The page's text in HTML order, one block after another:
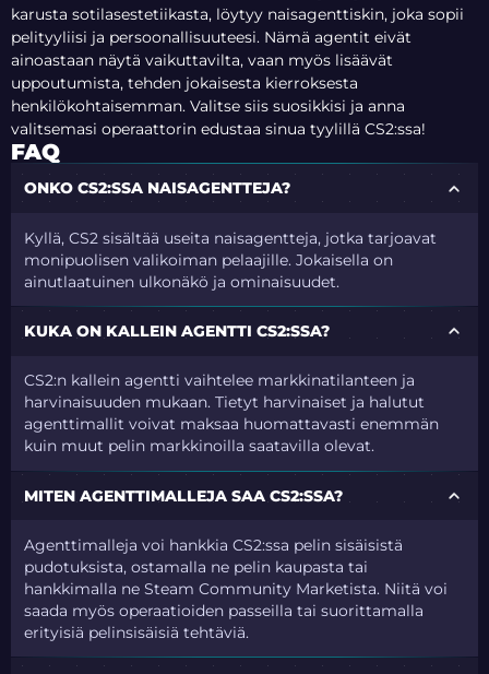
karusta sotilasestetiikasta, löytyy naisagenttiskin, joka sopii
pelityyliisi ja persoonallisuuteesi. Nämä agentit eivät
ainoastaan näytä vaikuttavilta, vaan myös lisäävät
uppoutumista, tehden jokaisesta kierroksesta
henkilökohtaisemman. Valitse siis suosikkisi ja anna
valitsemasi operaattorin edustaa sinua tyylillä CS2:ssa!
FAQ
ONKO CS2:SSA NAISAGENTTEJA?
Kyllä, CS2 sisältää useita naisagentteja, jotka tarjoavat
monipuolisen valikoiman pelaajille. Jokaisella on
ainutlaatuinen ulkonäkö ja ominaisuudet.
KUKA ON KALLEIN AGENTTI CS2:SSA?
CS2:n kallein agentti vaihtelee markkinatilanteen ja
harvinaisuuden mukaan. Tietyt harvinaiset ja halutut
agenttimallit voivat maksaa huomattavasti enemmän
kuin muut pelin markkinoilla saatavilla olevat.
MITEN AGENTTIMALLEJA SAA CS2:SSA?
Agenttimalleja voi hankkia CS2:ssa pelin sisäisistä
pudotuksista, ostamalla ne pelin kaupasta tai
hankkimalla ne Steam Community Marketista. Niitä voi
saada myös operaatioiden passeilla tai suorittamalla
erityisiä pelinsisäisiä tehtäviä.